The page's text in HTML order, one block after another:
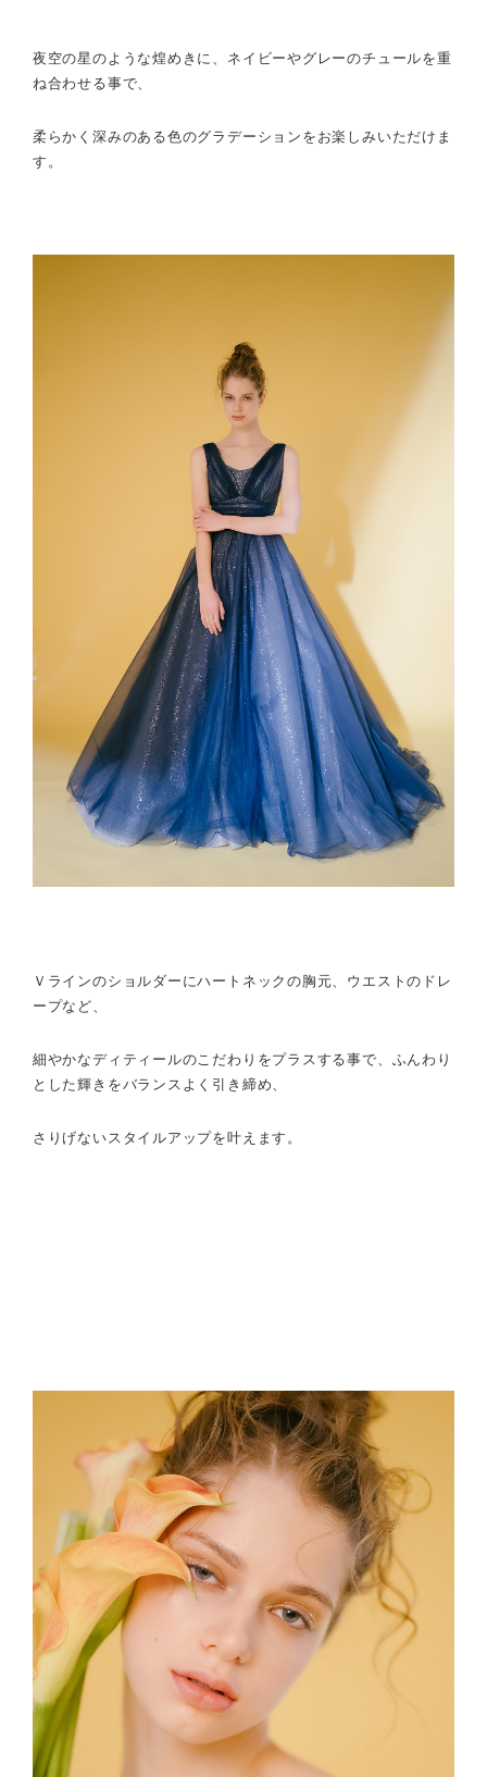
夜空の星のような煌めきに、ネイビーやグレーのチュールを重
ね合わせる事で、
柔らかく深みのある色のグラデーションをお楽しみいただけま
す。
Ｖラインのショルダーにハートネックの胸元、ウエストのドレ
ープなど、
細やかなディティールのこだわりをプラスする事で、ふんわり
とした輝きをバランスよく引き締め、
さりげないスタイルアップを叶えます。